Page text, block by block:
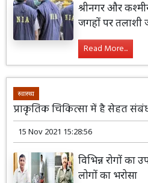
श्रीनगर और
जगहों पर तलाशी
Read More...
स्वास्थ्य
प्राकृतिक चिकित्सा में है सेहत
15 Nov 2021 15:28:56
विभिन्न रोगों का
लोगों का भरोसा